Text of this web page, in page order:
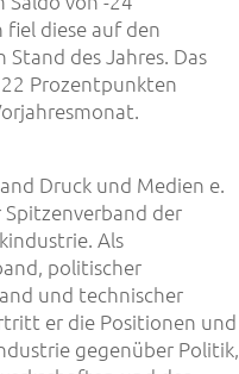
diese auf den
des Jahres. Das
Prozentpunkten
Druck und Medien e.
Spitzenverband der
Als
politischer
und technischer
er die Positionen und
gegenüber Politik,